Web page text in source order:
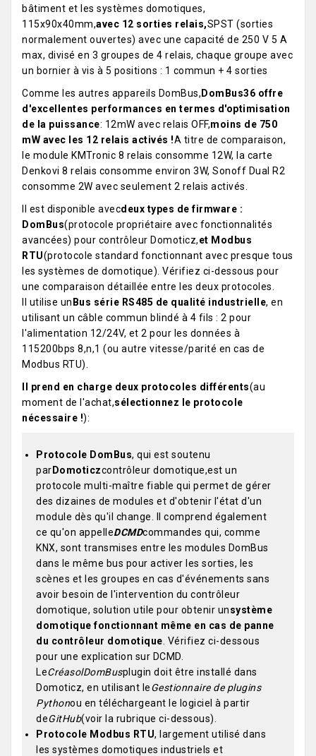
bâtiment et les systèmes domotiques,
115x90x40mm,avec 12 sorties relais,SPST (sorties
normalement ouvertes) avec une capacité de 250 V 5 A
max, divisé en 3 groupes de 4 relais, chaque groupe avec
un bornier à vis à 5 positions : 1 commun + 4 sorties
Comme les autres appareils DomBus, DomBus36 offre
d'excellentes performances en termes d'optimisation
de la puissance: 12mW avec relais OFF,moins de 750
mW avec les 12 relais activés !A titre de comparaison,
le module KMTronic 8 relais consomme 12W, la carte
Denkovi 8 relais consomme environ 3W, Sonoff Dual R2
consomme 2W avec seulement 2 relais activés.
Il est disponible avecdeux types de firmware :
DomBus(protocole propriétaire avec fonctionnalités
avancées) pour contrôleur Domoticz,et Modbus
RTU(protocole standard fonctionnant avec presque tous
les systèmes de domotique). Vérifiez ci-dessous pour
une comparaison détaillée entre les deux protocoles.
Il utilise un Bus série RS485 de qualité industrielle, en
utilisant un câble commun blindé à 4 fils : 2 pour
l'alimentation 12/24V, et 2 pour les données à
115200bps 8,n,1 (ou autre vitesse/parité en cas de
Modbus RTU).
Il prend en charge deux protocoles différents(au
moment de l'achat,sélectionnez le protocole
nécessaire !):
Protocole DomBus, qui est soutenu
par Domoticzcontrôleur domotique,est un
protocole multi-maître fiable qui permet de gérer
des dizaines de modules et d'obtenir l'état d'un
module dès qu'il change. Il comprend également
ce qu'on appelleDCMDcommandes qui, comme
KNX, sont transmises entre les modules DomBus
dans le même bus pour activer les sorties, les
scènes et les groupes en cas d'événements sans
avoir besoin de l'intervention du contrôleur
domotique, solution utile pour obtenir unsystème
domotique fonctionnant même en cas de panne
du contrôleur domotique. Vérifiez ci-dessous
pour une explication sur DCMD.
LeCréasolDomBusplugin doit être installé dans
Domoticz, en utilisant leGestionnaire de plugins
Pythonou en téléchargeant le logiciel à partir
deGitHub(voir la rubrique ci-dessous).
Protocole Modbus RTU, largement utilisé dans
les systèmes domotiques industriels et